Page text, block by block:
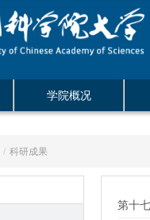
学院概况
/ 科研成果
第十